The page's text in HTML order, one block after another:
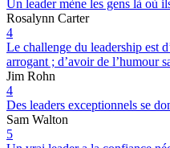
Un leader mène les gens là où
Rosalynn Carter
4
Le challenge du leadership est
arrogant ; d’avoir de l’humour
Jim Rohn
4
Des leaders exceptionnels se
Sam Walton
5